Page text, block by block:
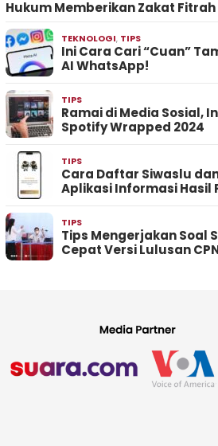
Hukum Memberikan Zakat Fitrah
TEKNOLOGI, TIPS
Ini Cara Cari “Cuan”
AI WhatsApp!
TIPS
Ramai di Media Sosial,
Spotify Wrapped 2024
TIPS
Cara Daftar Siwaslu
Aplikasi Informasi Hasil
TIPS
Tips Mengerjakan Soal
Cepat Versi Lulusan